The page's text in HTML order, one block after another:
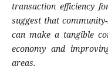
transaction efficiency
suggest that
can make a tangible
economy and
areas.